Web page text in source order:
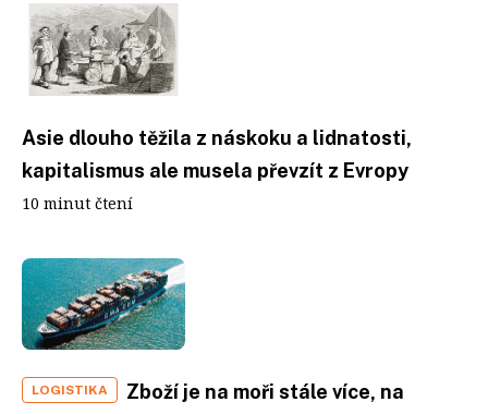
Asie dlouho těžila z náskoku a lidnatosti,
kapitalismus ale musela převzít z Evropy
10 minut čtení
LOGISTIKA
Zboží je na moři stále více, na